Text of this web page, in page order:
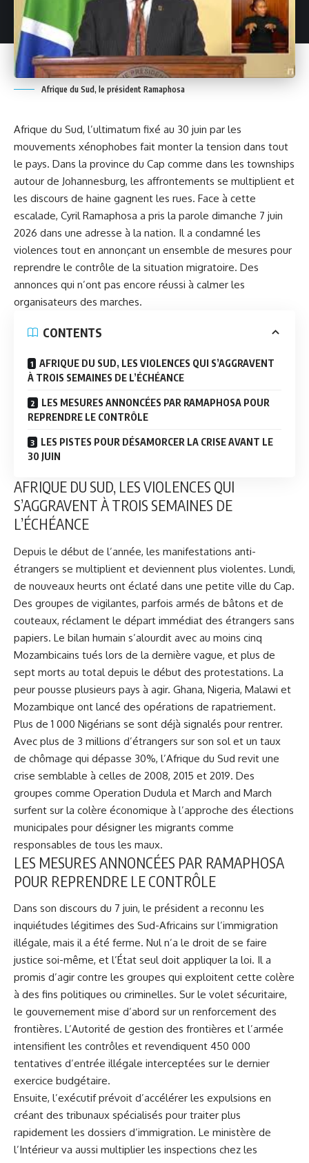
Afrique du Sud, le président Ramaphosa
Afrique du Sud, l’ultimatum fixé au 30 juin par les
mouvements xénophobes fait monter la tension dans tout
le pays. Dans la province du Cap comme dans les townships
autour de Johannesburg, les affrontements se multiplient et
les discours de haine gagnent les rues. Face à cette
escalade, Cyril Ramaphosa a pris la parole dimanche 7 juin
2026 dans une adresse à la nation. Il a condamné les
violences tout en annonçant un ensemble de mesures pour
reprendre le contrôle de la situation migratoire. Des
annonces qui n’ont pas encore réussi à calmer les
organisateurs des marches.
CONTENTS
AFRIQUE DU SUD, LES VIOLENCES QUI S’AGGRAVENT
À TROIS SEMAINES DE L’ÉCHÉANCE
LES MESURES ANNONCÉES PAR RAMAPHOSA POUR
REPRENDRE LE CONTRÔLE
LES PISTES POUR DÉSAMORCER LA CRISE AVANT LE
30 JUIN
AFRIQUE DU SUD, LES VIOLENCES QUI
S’AGGRAVENT À TROIS SEMAINES DE
L’ÉCHÉANCE
Depuis le début de l’année, les manifestations anti-
étrangers se multiplient et deviennent plus violentes. Lundi,
de nouveaux heurts ont éclaté dans une petite ville du Cap.
Des groupes de vigilantes, parfois armés de bâtons et de
couteaux, réclament le départ immédiat des étrangers sans
papiers. Le bilan humain s’alourdit avec au moins cinq
Mozambicains tués lors de la dernière vague, et plus de
sept morts au total depuis le début des protestations. La
peur pousse plusieurs pays à agir. Ghana, Nigeria, Malawi et
Mozambique ont lancé des opérations de rapatriement.
Plus de 1 000 Nigérians se sont déjà signalés pour rentrer.
Avec plus de 3 millions d’étrangers sur son sol et un taux
de chômage qui dépasse 30%, l’Afrique du Sud revit une
crise semblable à celles de 2008, 2015 et 2019. Des
groupes comme Operation Dudula et March and March
surfent sur la colère économique à l’approche des élections
municipales pour désigner les migrants comme
responsables de tous les maux.
LES MESURES ANNONCÉES PAR RAMAPHOSA
POUR REPRENDRE LE CONTRÔLE
Dans son discours du 7 juin, le président a reconnu les
inquiétudes légitimes des Sud-Africains sur l’immigration
illégale, mais il a été ferme. Nul n’a le droit de se faire
justice soi-même, et l’État seul doit appliquer la loi. Il a
promis d’agir contre les groupes qui exploitent cette colère
à des fins politiques ou criminelles. Sur le volet sécuritaire,
le gouvernement mise d’abord sur un renforcement des
frontières. L’Autorité de gestion des frontières et l’armée
intensifient les contrôles et revendiquent 450 000
tentatives d’entrée illégale interceptées sur le dernier
exercice budgétaire.
Ensuite, l’exécutif prévoit d’accélérer les expulsions en
créant des tribunaux spécialisés pour traiter plus
rapidement les dossiers d’immigration. Le ministère de
l’Intérieur va aussi multiplier les inspections chez les